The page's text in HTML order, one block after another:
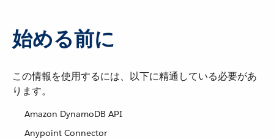
始める前に
この情報を使用するには、以下に精通している必要があ
ります。
Amazon DynamoDB API
Anypoint Connector